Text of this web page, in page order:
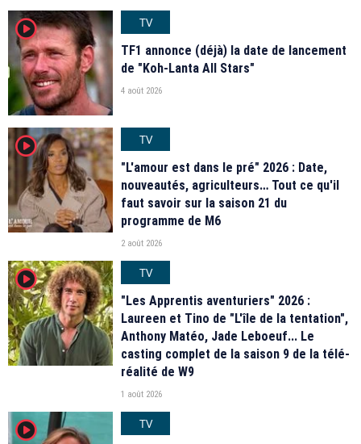
player2
TV
TF1 annonce (déjà) la date de lancement
de "Koh-Lanta All Stars"
4 août 2026
player2
TV
"L'amour est dans le pré" 2026 : Date,
nouveautés, agriculteurs… Tout ce qu'il
faut savoir sur la saison 21 du
programme de M6
2 août 2026
player2
TV
"Les Apprentis aventuriers" 2026 :
Laureen et Tino de "L'île de la tentation",
Anthony Matéo, Jade Leboeuf... Le
casting complet de la saison 9 de la télé-
réalité de W9
1 août 2026
player2
TV